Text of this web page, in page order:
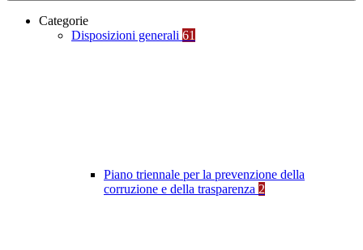
Categorie
Disposizioni generali 61
Piano triennale per la prevenzione della
corruzione e della trasparenza 2